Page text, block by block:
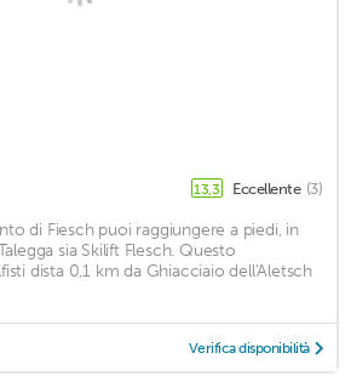
13,3 Eccellente (3)
di Fiesch puoi raggiungere a piedi, in
sia Skilift Flesch. Questo
dista 0,1 km da Ghiacciaio dell'Aletsch
Verifica disponibilità